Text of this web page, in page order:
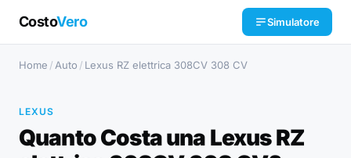
CostoVero Simulatore
Home / Auto / Lexus RZ elettrica 308CV 308 CV
LEXUS
Quanto Costa una Lexus RZ